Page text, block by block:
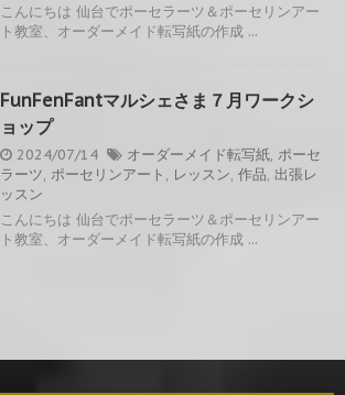
こんにちは 仙台でポーセラーツ＆ポーセリンアー
ト教室、オーダーメイド転写紙の作成 ...
FunFenFantマルシェさま７月ワークシ
ョップ
2024/07/14 オーダーメイド転写紙, ポーセ
ラーツ, ポーセリンアート , レッスン, 作品, 出張レ
ッスン
こんにちは 仙台でポーセラーツ＆ポーセリンアー
ト教室、オーダーメイド転写紙の作成 ...